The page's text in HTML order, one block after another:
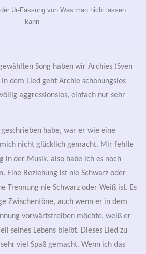
Ur-Fassung von Was man nicht lassen
kann
Song haben wir Archies (Sven
In dem Lied geht Archie schonungslos
aggressionslos, einfach nur sehr
geschrieben habe, war er wie eine
nicht glücklich gemacht. Mir fehlte
in der Musik, also habe ich es noch
. Eine Beziehung ist nie Schwarz oder
Trennung nie Schwarz oder Weiß ist. Es
Zwischentöne, auch wenn er in dem
vorwärtstreiben möchte, weiß er
seines Lebens bleibt. Dieses Lied zu
viel Spaß gemacht. Wenn ich das